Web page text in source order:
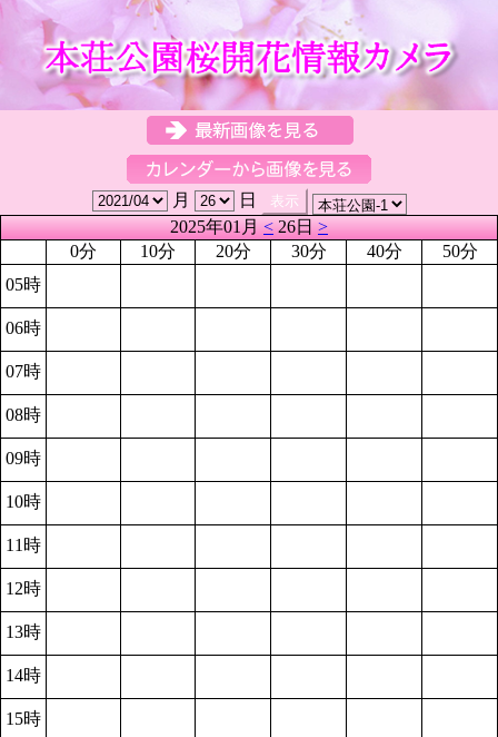
月
日
2025年01月<26日>
0分
10分 20分 30分 40分
50分
05時
06時
07時
08時
09時
10時
11時
12時
13時
14時
15時